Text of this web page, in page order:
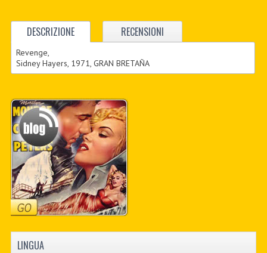
DESCRIZIONE RECENSIONI
Revenge,
Sidney Hayers, 1971, GRAN BRETAÑA
LINGUA